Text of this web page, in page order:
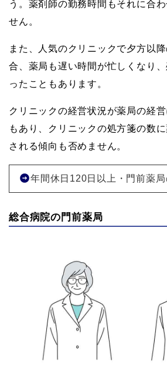
う。薬剤師の勤務時間もそれに合
せん。
また、人気のクリニックで夕方以
合、薬局も遅い時間が忙しくなり
ったこともあります。
クリニックの経営状況が薬局の経
もあり、クリニックの処方箋の数
される傾向も否めません。
年間休日120日以上・門前薬局
総合病院の門前薬局